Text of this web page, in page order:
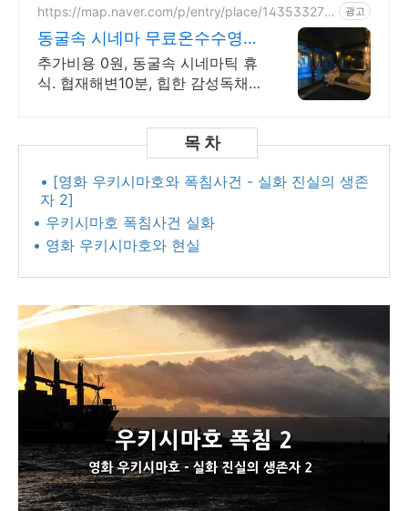
메니티, 캡슐커피완비. 먼지없는
청결
https://map.naver.com/p/entry/place/143533273
광고
동굴속 시네마 무료온수수영장
독특하고 아늑한 나만의아지트
추가비용 0원, 동굴속 시네마틱 휴
식. 협재해변10분, 힙한 감성독채,
함 풀사이드 시네마의 낭만. 잊지
못할 태교여행&커플여행의 완성
• [영화 우키시마호와 폭침사건 - 실화 진실의 생존
자 2]​
• 우키시마호 폭침사건 실화
• 영화 우키시마호와 현실